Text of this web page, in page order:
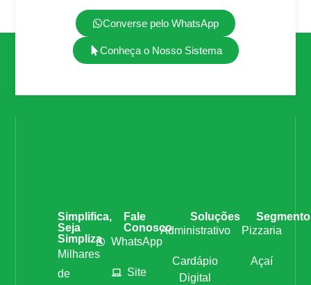
Converse pelo WhatsApp
Conheça o Nosso Sistema
Simplifica,
Seja
Simpliza
Milhares
de
Fale
Conosco
WhatsApp
Site
Soluções
Administrativo
Cardápio
Digital
Pizzaria
Açaí